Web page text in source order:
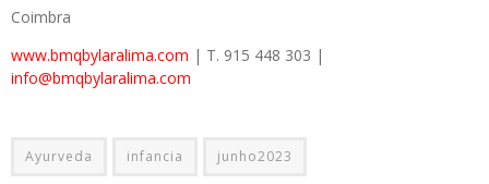
Coimbra
www.bmqbylaralima.com | T. 915 448 303 |
info@bmqbylaralima.com
Ayurveda infancia junho2023